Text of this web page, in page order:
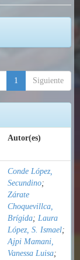
1 Siguiente
Autor(es)
Conde López,
Secundino;
Zárate
Choquevillca,
Brígida; Laura
López, S. Ismael;
Ajpi Mamani,
Vanessa Luisa;